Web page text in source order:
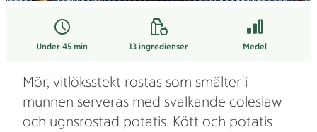
Under 45 min 13 ingredienser Medel
Mör, vitlöksstekt rostas som smälter i
munnen serveras med svalkande coleslaw
och ugnsrostad potatis. Kött och potatis